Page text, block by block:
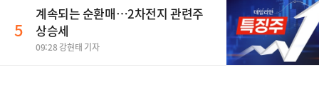
5
계속되는 순환매…2차전지 관련주
상승세
09:28 강현태 기자